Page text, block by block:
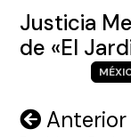
Justicia
de «El
Navegación
Anterior